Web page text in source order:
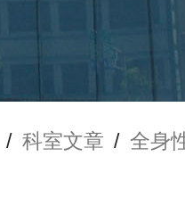
/ 科室文章 / 全身